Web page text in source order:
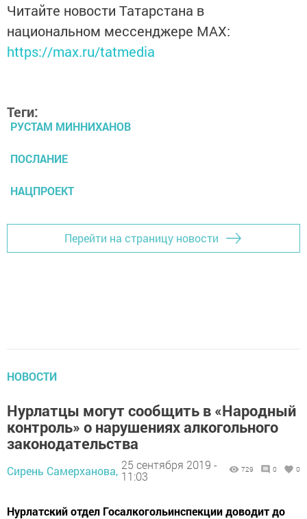
Читайте новости Татарстана в
национальном мессенджере MАХ:
https://max.ru/tatmedia
Теги:
РУСТАМ МИННИХАНОВ
ПОСЛАНИЕ
НАЦПРОЕКТ
Перейти на страницу новости
НОВОСТИ
Нурлатцы могут сообщить в «Народный
контроль» о нарушениях алкогольного
законодательства
Сирень Самерханова, 25 сентября 2019 -
11:03
729 0 0
Нурлатский отдел Госалкогольинспекции доводит до